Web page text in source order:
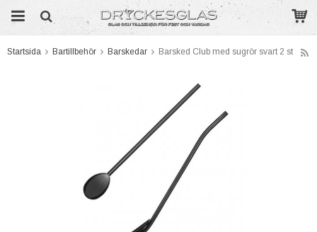
Startsida Bartillbehör Barskedar Barsked Club med sugrör svart 2 st